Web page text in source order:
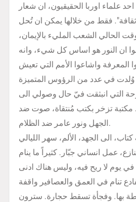
احد علماء اوربا الحقيقيون، ان شعار
فقط من خلالها يمكن ان تُحل
الحالي الشعب المليء بالإيمان،
ان النور هو اساس كل شيء، وانه
المعرفة واشاعوا الأمم التي تعيش
التي انبثقت فيّ حال وصولي الى
مكتبة تزخر بكتب مُنتقاة، صوت ضد
الجهل ونور عامر ضد الظلام.
الى الجهد، الألم، سهر الليالي
عمل انساني جبّار. كثيراً ما ينام
يوم لا ريح فيه، وليس هناك ادنى
تنام في العمق والعصافير واقفة
بها. وفجأة تسقط حجارة. سترون